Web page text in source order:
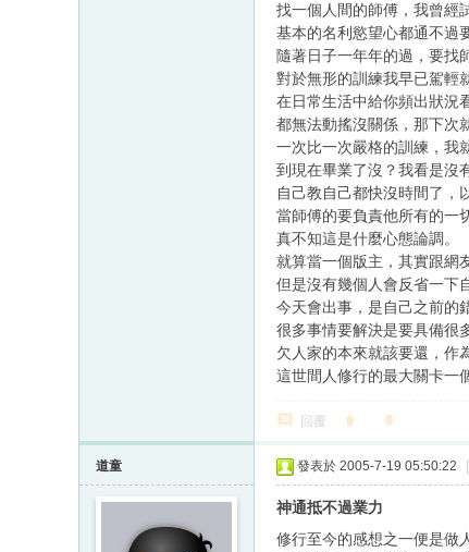
找一個人間的師傅，我曾經
基本的名利慾望心都通不過
隨著日子一年年的過，要找
對於無形的訓練我早已駕輕
在日常生活中給你頻出狀況
都無法動搖沒關係，那下次
一次比一次嚴格的訓練，我
到現在畢業了沒？我看是沒
自己教自己都快沒時間了，
當師傅的要負責他所有的一
真不知這是什麼心態論調。
就算當一個版主，其實跟網
但是沒有幾個人會反省一下
今天會出事，是自己之前的
很多事情要解決是要具備很
欠人家的本來就該要還，作
這世間人修行的最大關卡一
回覆
道童 發表於 2005-7-19 05:50:22
神通抵不過業力
修行至今的感想之一便是做